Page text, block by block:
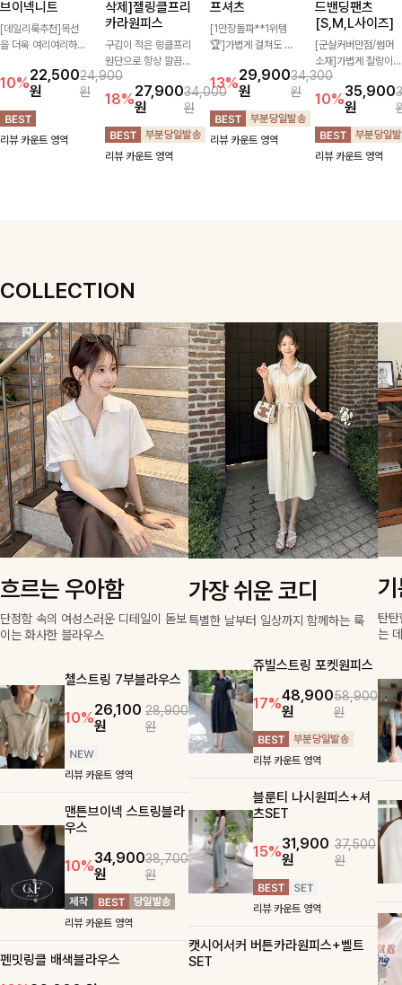
브이넥니트
[데일리룩추천]목선
을 더욱 여리여리하게
자인으로 깔끔한 무드
를 완성해주는 니트
🤍 부드러운 착용감
과 베이직한 실루엣으
로 단독은 물론 다양
10%22,500
원
24,900
원
리뷰 카운트 영역
삭제]젤링클프리
카라원피스
구김이 적은 링클프리
원단으로 항상 깔끔하
게 착용 가능하며 일
자로 떨어지는 넉넉한
핏으로 군살을 완벽히
커버해주는 원피스에
요🖤
18%27,900
원
34,000
원
리뷰 카운트 영역
프셔츠
[1만장돌파**1위템
🏆]가볍게 걸쳐도 살
감, 여름에 딱 맞는 코
튼 셔츠❤️ 여유 있는
핏과 스트라이프 패
턴, 자연스러운 실루
엣으로 데일리 코디에
13%29,900
원
34,300
원
리뷰 카운트 영역
드밴딩팬츠
[S,M,L사이즈]
[군살커버만점/썸머
소재]가볍게 찰랑이는
원단과 여유로운 와이
드 핏으로 하루 종일
편안하게 착용하실 수
있는 팬츠입니다 🖤
✨ 허리 전체 밴딩과
스트링 디테일로 안정
10%35,900
원
리뷰 카운트 영역
COLLECTION
흐르는 우아함
단정함 속의 여성스러운 디테일이 돋보
이는 화사한 블라우스
첼스트링 7부블라우스
10%26,100
원
28,900
원
리뷰 카운트 영역
맨튼브이넥 스트링블라
우스
10%34,900
원
38,700
원
리뷰 카운트 영역
펜밋링클 배색블라우스
가장 쉬운 코디
특별한 날부터 일상까지 함께하는 룩
쥬빌스트링 포켓원피스
17%48,900
원
58,900
원
리뷰 카운트 영역
블룬티 나시원피스+셔
츠SET
15%31,900
원
37,500
원
리뷰 카운트 영역
캣시어서커 버튼카라원피스+벨트
SET
탄
는